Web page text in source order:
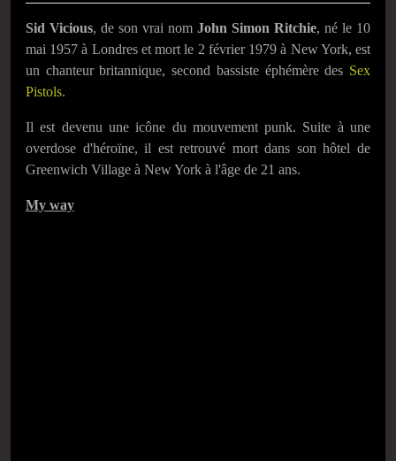
Sid Vicious, de son vrai nom John Simon Ritchie, né le 10
mai 1957 à Londres et mort le 2 février 1979 à New York, est
un chanteur britannique, second bassiste éphémère des Sex
Pistols.
Il est devenu une icône du mouvement punk. Suite à une
overdose d'héroïne, il est retrouvé mort dans son hôtel de
Greenwich Village à New York à l'âge de 21 ans.
My way